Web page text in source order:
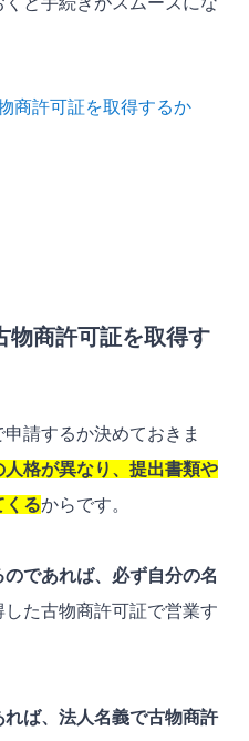
商許可証を取得するか
物商許可証を取得す
請するか決めておきま
格が異なり、提出書類や
くるからです。
であれば、必ず自分の名
した古物商許可証で営業す
ば、法人名義で古物商許